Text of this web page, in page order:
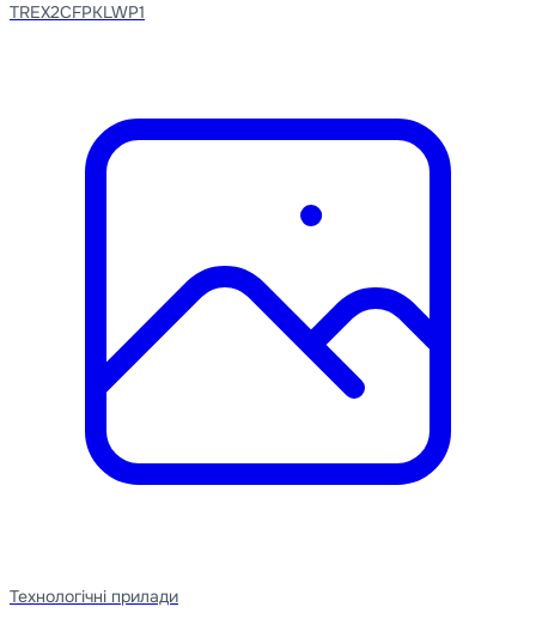
TREX2CFPKLWP1
Технологічні прилади